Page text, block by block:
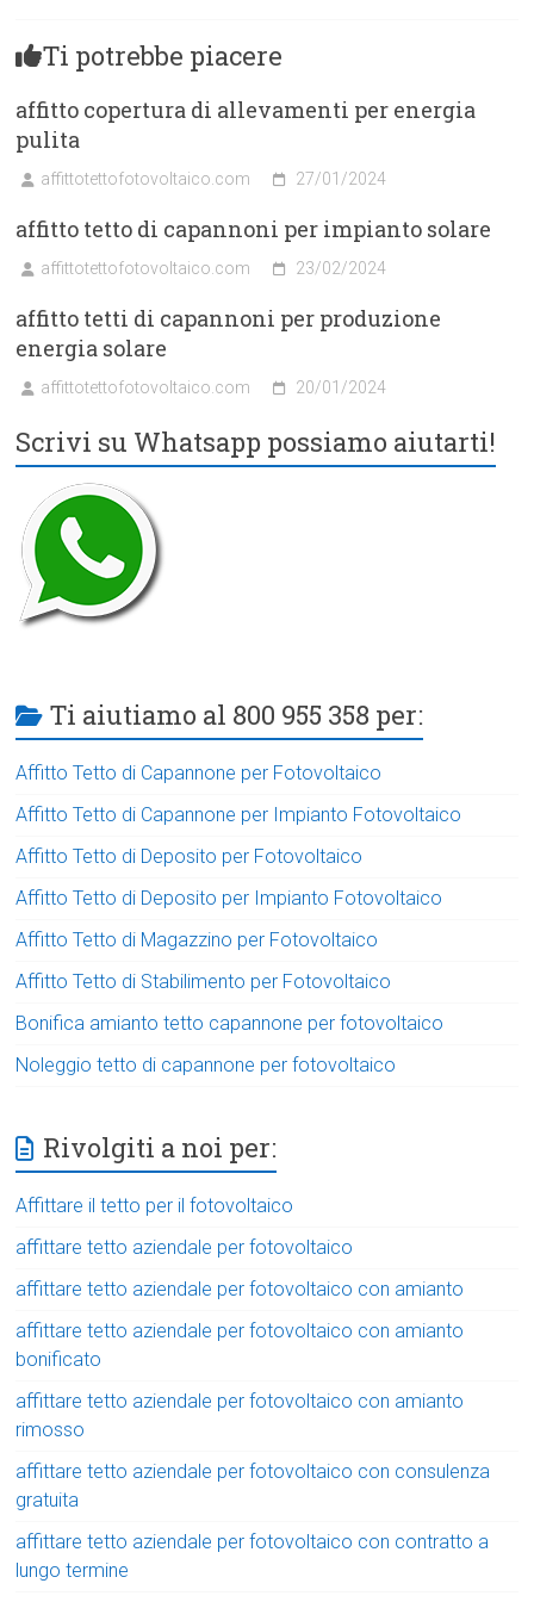
Ti potrebbe piacere
affitto copertura di allevamenti per energia
pulita
affittotettofotovoltaico.com 27/01/2024
affitto tetto di capannoni per impianto solare
affittotettofotovoltaico.com 23/02/2024
affitto tetti di capannoni per produzione
energia solare
affittotettofotovoltaico.com 20/01/2024
Scrivi su Whatsapp possiamo aiutarti!
Ti aiutiamo al 800 955 358 per:
Affitto Tetto di Capannone per Fotovoltaico
Affitto Tetto di Capannone per Impianto Fotovoltaico
Affitto Tetto di Deposito per Fotovoltaico
Affitto Tetto di Deposito per Impianto Fotovoltaico
Affitto Tetto di Magazzino per Fotovoltaico
Affitto Tetto di Stabilimento per Fotovoltaico
Bonifica amianto tetto capannone per fotovoltaico
Noleggio tetto di capannone per fotovoltaico
Rivolgiti a noi per:
Affittare il tetto per il fotovoltaico
affittare tetto aziendale per fotovoltaico
affittare tetto aziendale per fotovoltaico con amianto
affittare tetto aziendale per fotovoltaico con amianto
bonificato
affittare tetto aziendale per fotovoltaico con amianto
rimosso
affittare tetto aziendale per fotovoltaico con consulenza
gratuita
affittare tetto aziendale per fotovoltaico con contratto a
lungo termine